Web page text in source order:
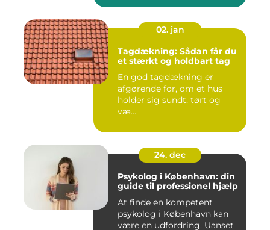
02. jan
Tagdækning: Sådan får du
et stærkt og holdbart tag
En god tagdækning er
afgørende for, om et hus
holder sig sundt, tørt og
væ...
24. dec
Psykolog i København: din
guide til professionel hjælp
At finde en kompetent
psykolog i København kan
være en udfordring. Uanset